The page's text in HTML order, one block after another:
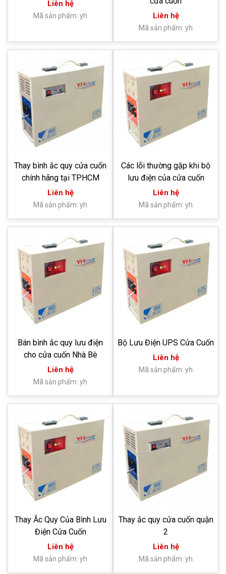
Liên hệ
Mã sản phẩm: yh Liên hệ
Mã sản phẩm: yh
Thay bình ắc quy cửa cuốn
chính hãng tại TPHCM
Liên hệ
Mã sản phẩm: yh
Các lỗi thường gặp khi bộ
lưu điện của cửa cuốn
Liên hệ
Mã sản phẩm: yh
Bán bình ắc quy lưu điện
cho cửa cuốn Nhà Bè
Liên hệ
Mã sản phẩm: yh
Bộ Lưu Điện UPS Cửa Cuốn
Liên hệ
Mã sản phẩm: yh
Thay Ắc Quy Của Bình Lưu
Điện Cửa Cuốn
Liên hệ
Mã sản phẩm: yh
Thay ắc quy cửa cuốn quận
2
Liên hệ
Mã sản phẩm: yh